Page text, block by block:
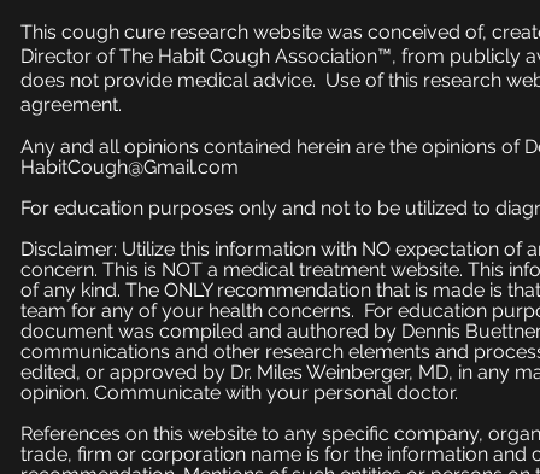
This cough cure research website was conceived of,
Director of The Habit Cough Association™, from publicly
does not provide medical advice. Use of this research
agreement.
Any and all opinions contained herein are the opinions of
HabitCough@Gmail.com
For education purposes only and not to be utilized to
Disclaimer: Utilize this information with NO expectation
concern. This is NOT a medical treatment website. This
of any kind. The ONLY recommendation that is made is
team for any of your health concerns. For education
document was compiled and authored by Dennis
communications and other research elements and
edited, or approved by Dr. Miles Weinberger, MD, in any
opinion. Communicate with your personal doctor.
References on this website to any specific company,
trade, firm or corporation name is for the information